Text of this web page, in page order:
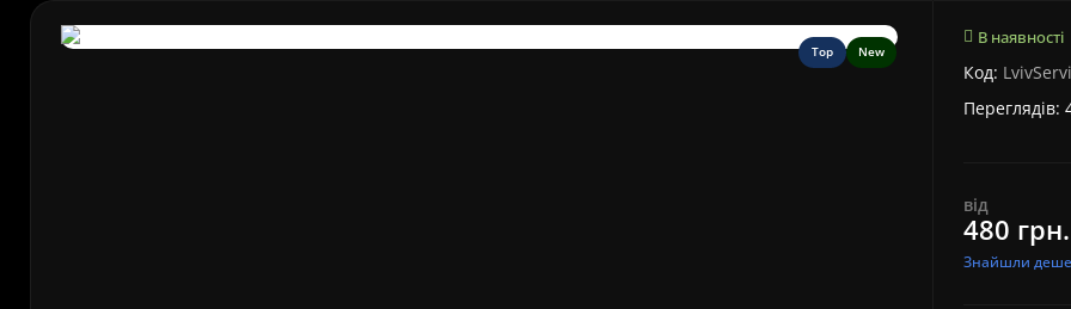
Top New
В наявності
Код:
Переглядів:
від
480 грн.
Знайшли